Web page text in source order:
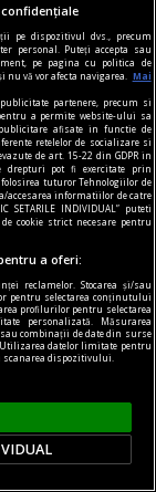
credit că
e dovada.
unor alegeri
pe dispozitivul dvs., precum
personal. Puteți accepta sau
pe pagina cu politica de
vă vor afecta navigarea.
Mai
partenere, precum si
a permite website-ului sa
afisate in functie de
retelelor de socializare si
de art. 15-22 din GDPR in
drepturi pot fi exercitate prin
folosirea tuturor Tehnologiilor de
accesarea informatiilor de catre
SETARILE INDIVIDUAL” puteti
cookie strict necesare pentru
a oferi:
reclamelor. Stocarea și/sau
pentru selectarea conținutului
profilurilor pentru selectarea
personalizată. Măsurarea
combinații de date din surse
datelor limitate pentru
scanarea dispozitivului.